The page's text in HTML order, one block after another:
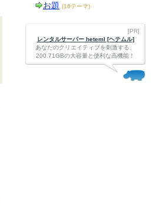
お題 (16テーマ)
[PR]
レンタルサーバー heteml [ヘテムル]
あなたのクリエイティブを刺激する、
200.71GBの大容量と便利な高機能！